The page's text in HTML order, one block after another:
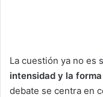
La cuestión ya no es
intensidad y la
debate se centra en